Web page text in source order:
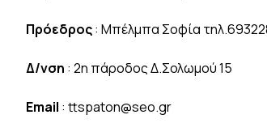
Πρόεδρος: Μπέλμπα Σοφία
Δ/νση : 2η πάροδος Δ.Σολωμού 15
Email : ttspaton@seo.gr